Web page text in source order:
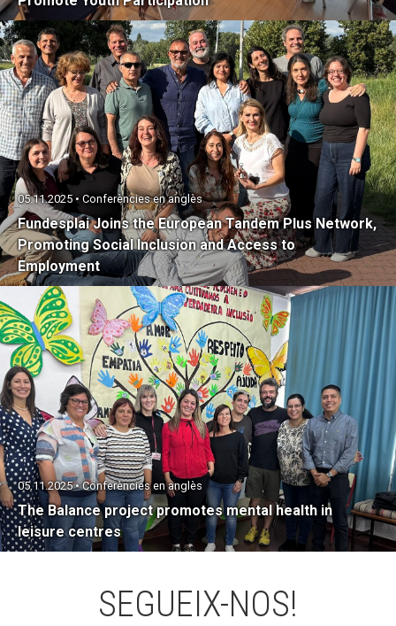
Fundesplai Joins the European Tandem Plus Network,
Promoting Social Inclusion and Access to
Employment
05.11.2025 • Conferències en anglès
The Balance project promotes mental health in
leisure centres
05.11.2025 • Conferències en anglès
SEGUEIX-NOS!